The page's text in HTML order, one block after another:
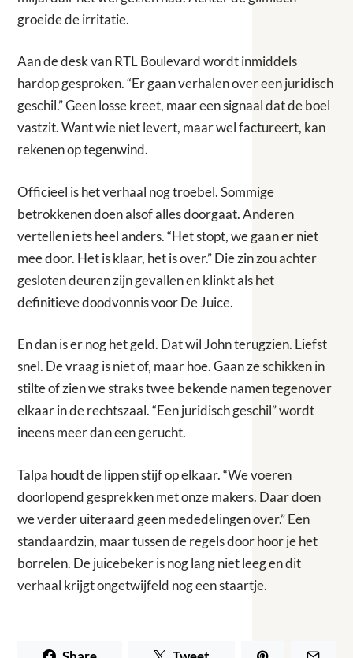
groeide de irritatie.
Aan de desk van RTL Boulevard wordt inmiddels
hardop gesproken. “Er gaan verhalen over een juridisch
geschil.” Geen losse kreet, maar een signaal dat de boel
vastzit. Want wie niet levert, maar wel factureert, kan
rekenen op tegenwind.
Officieel is het verhaal nog troebel. Sommige
betrokkenen doen alsof alles doorgaat. Anderen
vertellen iets heel anders. “Het stopt, we gaan er niet
mee door. Het is klaar, het is over.” Die zin zou achter
gesloten deuren zijn gevallen en klinkt als het
definitieve doodvonnis voor De Juice.
En dan is er nog het geld. Dat wil John terugzien. Liefst
snel. De vraag is niet of, maar hoe. Gaan ze schikken in
stilte of zien we straks twee bekende namen tegenover
elkaar in de rechtszaal. “Een juridisch geschil” wordt
ineens meer dan een gerucht.
Talpa houdt de lippen stijf op elkaar. “We voeren
doorlopend gesprekken met onze makers. Daar doen
we verder uiteraard geen mededelingen over.” Een
standaardzin, maar tussen de regels door hoor je het
borrelen. De juicebeker is nog lang niet leeg en dit
verhaal krijgt ongetwijfeld nog een staartje.